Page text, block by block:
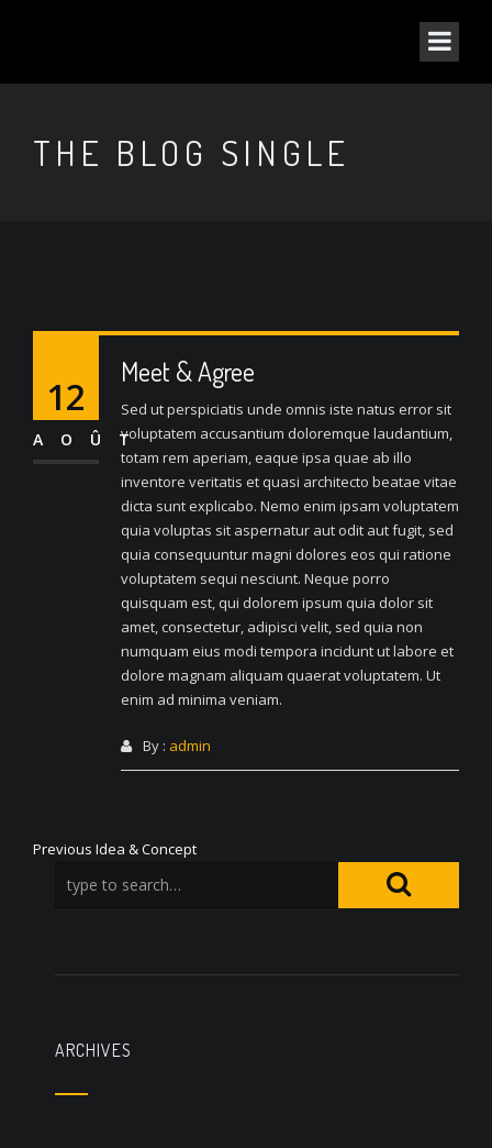
THE BLOG SINGLE
12
AOÛT
Meet & Agree
Sed ut perspiciatis unde omnis iste natus error sit
voluptatem accusantium doloremque laudantium,
totam rem aperiam, eaque ipsa quae ab illo
inventore veritatis et quasi architecto beatae vitae
dicta sunt explicabo. Nemo enim ipsam voluptatem
quia voluptas sit aspernatur aut odit aut fugit, sed
quia consequuntur magni dolores eos qui ratione
voluptatem sequi nesciunt. Neque porro
quisquam est, qui dolorem ipsum quia dolor sit
amet, consectetur, adipisci velit, sed quia non
numquam eius modi tempora incidunt ut labore et
dolore magnam aliquam quaerat voluptatem. Ut
enim ad minima veniam.
By : admin
Navigation
Previous Previous
Idea & Concept
ARCHIVES